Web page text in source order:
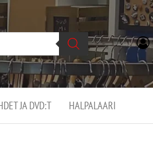
JA DVD:T HALPALAARI